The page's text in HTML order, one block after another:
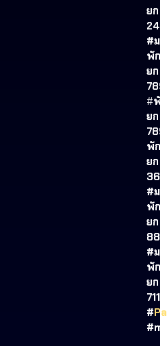
ยก
24
#ม
พัก
ยก
789
#พัก
ยก
พัก
ยก
369
#ม
พัก
ยก
888
#ม
พัก
ยก
711
#